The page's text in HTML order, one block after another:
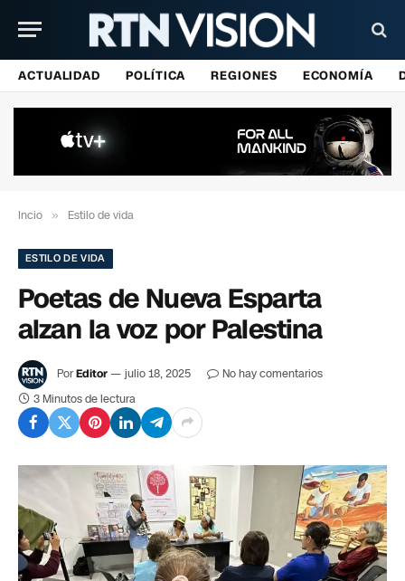
ACTUALIDAD POLÍTICA REGIONES ECONOMÍA
Incio » Estilo de vida
ESTILO DE VIDA
Poetas de Nueva Esparta
alzan la voz por Palestina
PorEditor julio 18, 2025
No hay comentarios
3 Minutos de lectura